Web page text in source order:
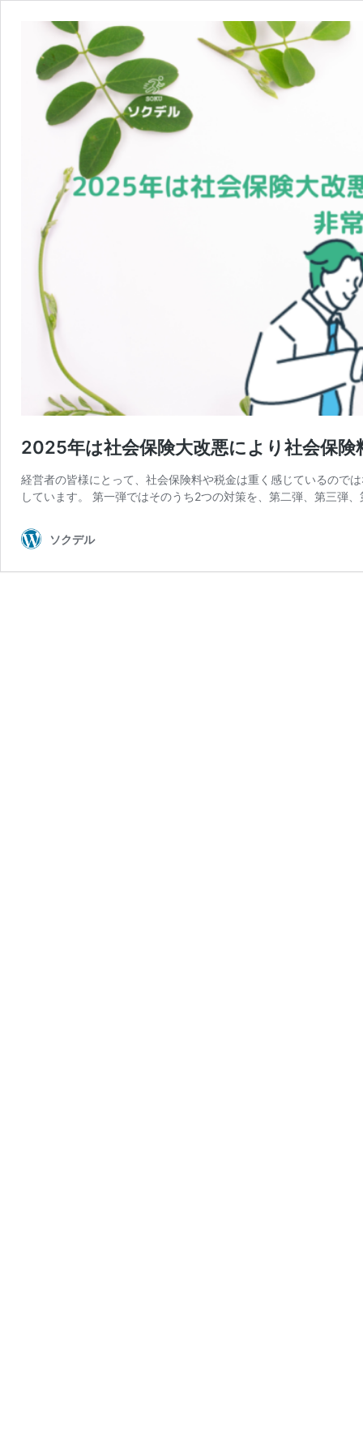
2025年は社会保険大改悪により社会保
経営者の皆様にとって、社会保険料や税金は重く感じているので
しています。 第一弾ではそのうち2つの対策を、第二弾、第三弾
ソクデル